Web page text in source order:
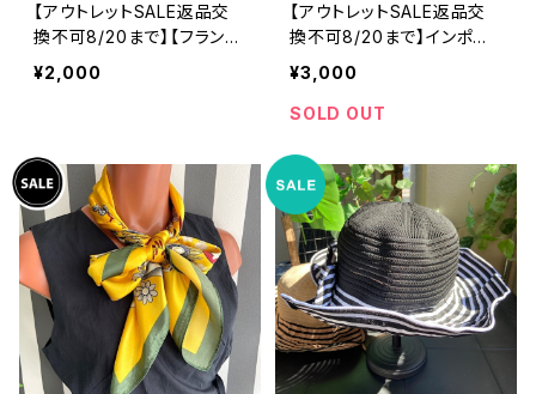
【アウトレットSALE返品交
換不可8/20まで】【フランス
インポート】 斜めカットひし
形ロングスカーフ バッグス
¥2,000
【アウトレットSALE返品交
換不可8/20まで】インポー
トスカーフ 透けシフォンロ
ングスカーフ｜スリム・飾り
スカーフ/音符ブラック
¥3,000
SOLD OUT